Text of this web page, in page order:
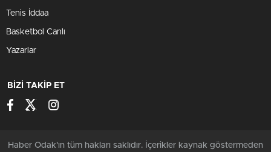
Tenis İddaa
Basketbol Canlı
Yazarlar
BİZİ TAKİP ET
Haber Odak'ın tüm hakları saklıdır. İçerikler kaynak göstermeden